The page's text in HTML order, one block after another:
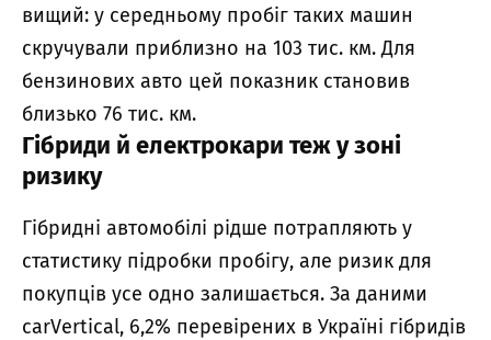
вищий: у середньому пробіг таких машин
скручували приблизно на 103 тис. км. Для
бензинових авто цей показник становив
близько 76 тис. км.
Гібриди й електрокари теж у зоні
ризику
Гібридні автомобілі рідше потрапляють у
статистику підробки пробігу, але ризик для
покупців усе одно залишається. За даними
carVertical, 6,2% перевірених в Україні гібридів